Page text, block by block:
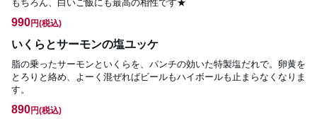
もちろん、白いご飯にも最高の相性です★
990円(税込)
いくらとサーモンの塩ユッケ
脂の乗ったサーモンといくらを、パンチの効いた特製塩だれで。卵黄を
とろりと絡め、よーく混ぜればビールもハイボールも止まらなくなりま
す。
890円(税込)